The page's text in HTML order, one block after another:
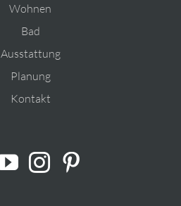
Wohnen
Bad
Ausstattung
Planung
Kontakt